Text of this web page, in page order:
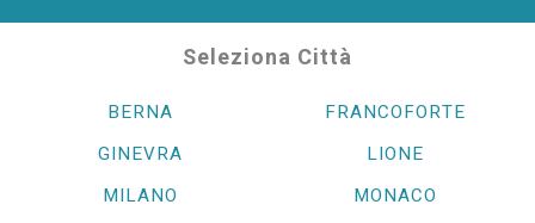
Seleziona Città
BERNA
FRANCOFORTE
GINEVRA
LIONE
MILANO
MONACO